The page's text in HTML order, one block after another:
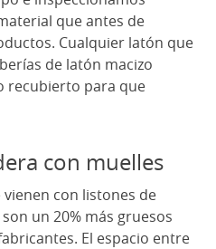
que antes de
Cualquier latón que
de latón macizo
recubierto para que
con muelles
con listones de
un 20% más gruesos
El espacio entre